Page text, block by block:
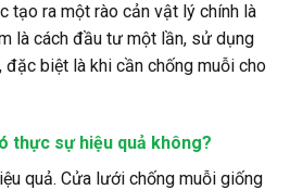
tạo ra một rào cản vật lý chính là
là cách đầu tư một lần, sử dụng
đặc biệt là khi cần chống muỗi cho
thực sự hiệu quả không?
quả. Cửa lưới chống muỗi giống